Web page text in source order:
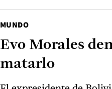
MUNDO
Evo Morales
matarlo